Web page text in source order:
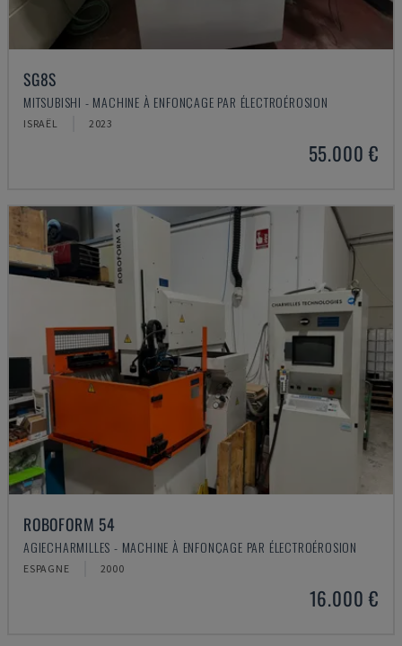
SG8S
MITSUBISHI - MACHINE À ENFONÇAGE PAR ÉLECTROÉROSION
ISRAËL 2023
55.000 €
ROBOFORM 54
AGIECHARMILLES - MACHINE À ENFONÇAGE PAR ÉLECTROÉROSION
ESPAGNE 2000
16.000 €